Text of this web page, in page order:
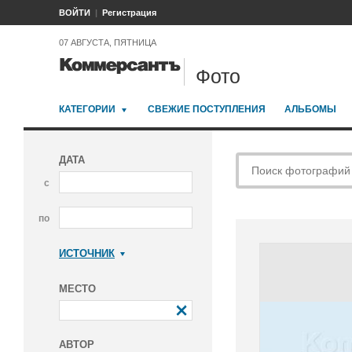
ВОЙТИ Регистрация
07 АВГУСТА, ПЯТНИЦА
Фото
КАТЕГОРИИ СВЕЖИЕ ПОСТУПЛЕНИЯ АЛЬБОМЫ
ДАТА
с
по
ИСТОЧНИК
МЕСТО
АВТОР